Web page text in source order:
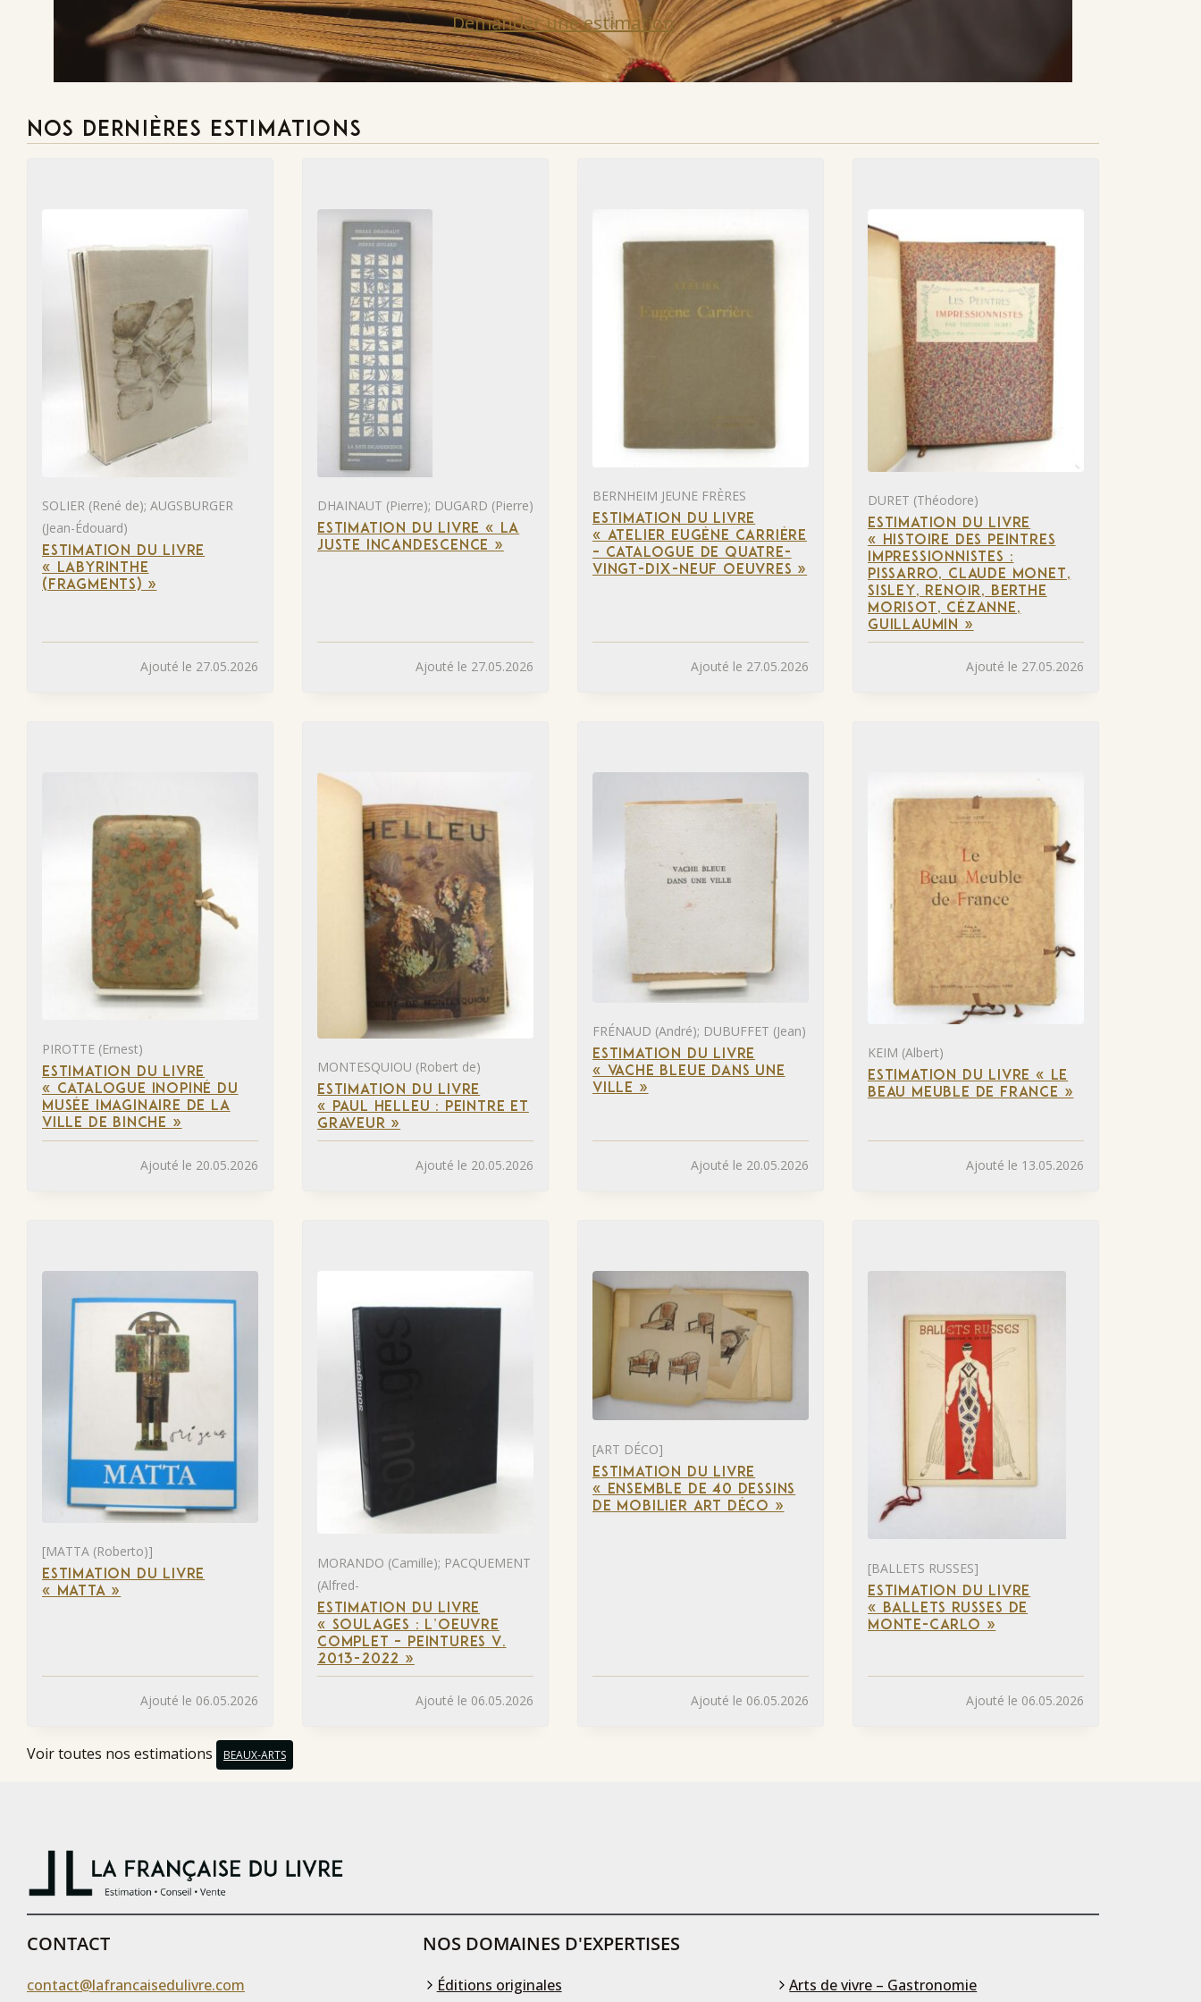
Demander une estimation
NOS DERNIÈRES ESTIMATIONS
SOLIER (René de); AUGSBURGER
(Jean-Édouard)
ESTIMATION DU LIVRE
« LABYRINTHE
(FRAGMENTS) »
Ajouté le 27.05.2026
DHAINAUT (Pierre); DUGARD (Pierre)
ESTIMATION DU LIVRE « LA
JUSTE INCANDESCENCE »
Ajouté le 27.05.2026
BERNHEIM JEUNE FRÈRES
ESTIMATION DU LIVRE
« ATELIER EUGÈNE CARRIÈRE
– CATALOGUE DE QUATRE-
VINGT-DIX-NEUF OEUVRES »
Ajouté le 27.05.2026
DURET (Théodore)
ESTIMATION DU LIVRE
« HISTOIRE DES PEINTRES
IMPRESSIONNISTES :
PISSARRO, CLAUDE MONET,
SISLEY, RENOIR, BERTHE
MORISOT, CÉZANNE,
GUILLAUMIN »
Ajouté le 27.05.2026
PIROTTE (Ernest)
ESTIMATION DU LIVRE
« CATALOGUE INOPINÉ DU
MUSÉE IMAGINAIRE DE LA
VILLE DE BINCHE »
Ajouté le 20.05.2026
MONTESQUIOU (Robert de)
ESTIMATION DU LIVRE
« PAUL HELLEU : PEINTRE ET
GRAVEUR »
Ajouté le 20.05.2026
FRÉNAUD (André); DUBUFFET (Jean)
ESTIMATION DU LIVRE
« VACHE BLEUE DANS UNE
VILLE »
Ajouté le 20.05.2026
KEIM (Albert)
ESTIMATION DU LIVRE « LE
BEAU MEUBLE DE FRANCE »
Ajouté le 13.05.2026
[MATTA (Roberto)]
ESTIMATION DU LIVRE
« MATTA »
Ajouté le 06.05.2026
MORANDO (Camille); PACQUEMENT
(Alfred-
ESTIMATION DU LIVRE
« SOULAGES : L’OEUVRE
COMPLET – PEINTURES V.
2013-2022 »
Ajouté le 06.05.2026
[ART DÉCO]
ESTIMATION DU LIVRE
« ENSEMBLE DE 40 DESSINS
DE MOBILIER ART DÉCO »
Ajouté le 06.05.2026
[BALLETS RUSSES]
ESTIMATION DU LIVRE
« BALLETS RUSSES DE
MONTE-CARLO »
Ajouté le 06.05.2026
Voir toutes nos estimations BEAUX-ARTS
CONTACT
contact@lafrancaisedulivre.com
NOS DOMAINES D'EXPERTISES
Éditions originales
Arts de vivre – Gastronomie